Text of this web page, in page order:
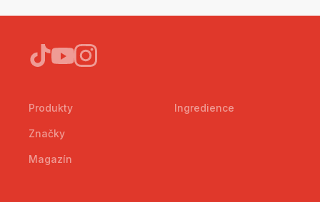
Produkty
Značky
Magazín
Ingredience